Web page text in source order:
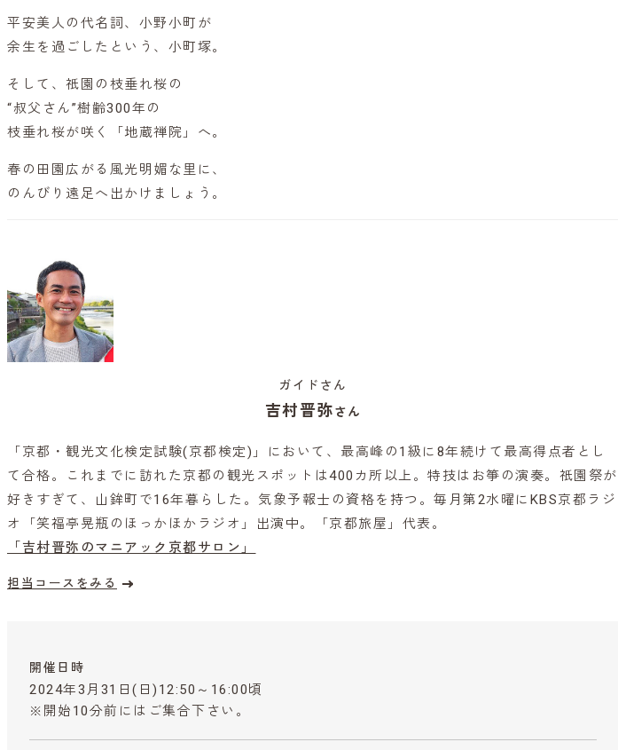
平安美人の代名詞、小野小町が
余生を過ごしたという、小町塚。
そして、祇園の枝垂れ桜の
“叔父さん”樹齢300年の
枝垂れ桜が咲く「地蔵禅院」へ。
春の田園広がる風光明媚な里に、
のんびり遠足へ出かけましょう。
ガイドさん
吉村晋弥さん
「京都・観光文化検定試験(京都検定)」において、最高峰の1級に8年続けて最高得点者とし
て合格。これまでに訪れた京都の観光スポットは400カ所以上。特技はお箏の演奏。祇園祭が
好きすぎて、山鉾町で16年暮らした。気象予報士の資格を持つ。毎月第2水曜にKBS京都ラジ
オ「笑福亭晃瓶のほっかほかラジオ」出演中。「京都旅屋」代表。
「吉村晋弥のマニアック京都サロン」
担当コースをみる
開催日時
2024年3月31日(日)12:50～16:00頃
※開始10分前にはご集合下さい。